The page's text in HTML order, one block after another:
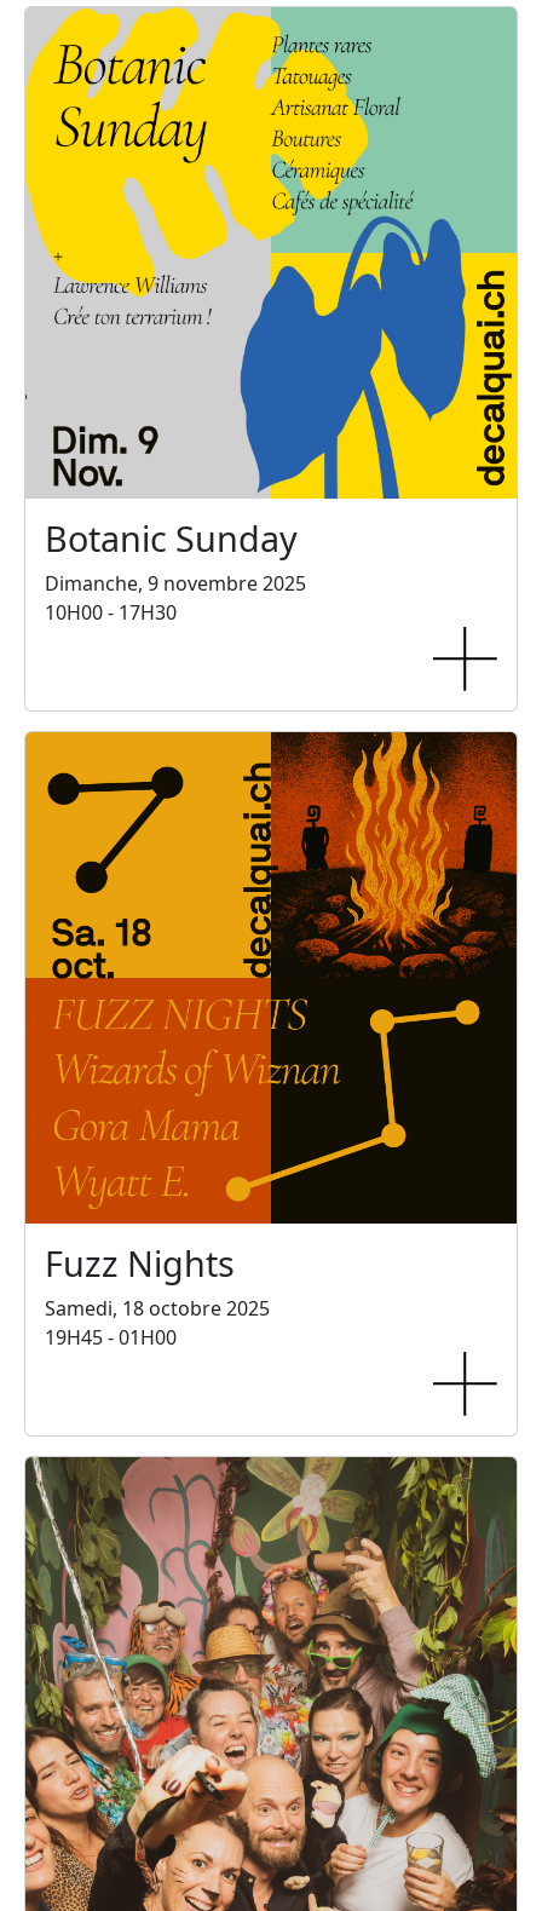
Botanic Sunday
Dimanche, 9 novembre 2025
10H00 - 17H30
Fuzz Nights
Samedi, 18 octobre 2025
19H45 - 01H00